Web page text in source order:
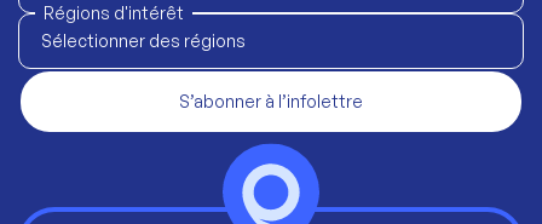
Régions d'intérêt
Sélectionner des régions
S’abonner à l’infolettre